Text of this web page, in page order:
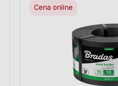
Cena online